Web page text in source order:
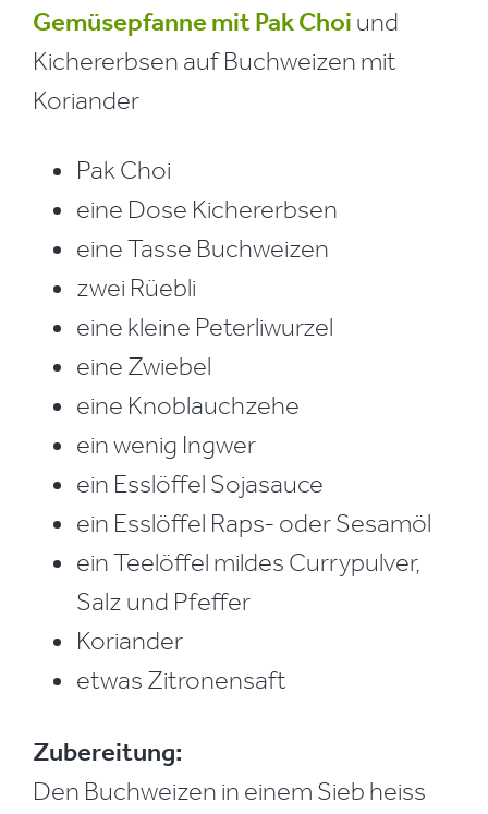
Gemüsepfanne mit Pak Choi und
Kichererbsen auf Buchweizen mit
Koriander
Pak Choi
eine Dose Kichererbsen
eine Tasse Buchweizen
zwei Rüebli
eine kleine Peterliwurzel
eine Zwiebel
eine Knoblauchzehe
ein wenig Ingwer
ein Esslöffel Sojasauce
ein Esslöffel Raps- oder Sesamöl
ein Teelöffel mildes Currypulver,
Salz und Pfeffer
Koriander
etwas Zitronensaft
Zubereitung:
Den Buchweizen in einem Sieb heiss